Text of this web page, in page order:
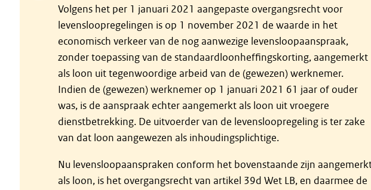
Volgens het per 1 januari 2021 aangepaste overgangsrecht voor
levensloopregelingen is op 1 november 2021 de waarde in het
economisch verkeer van de nog aanwezige levensloopaanspraak,
zonder toepassing van de standaardloonheffingskorting, aangemerkt
als loon uit tegenwoordige arbeid van de (gewezen) werknemer.
Indien de (gewezen) werknemer op 1 januari 2021 61 jaar of ouder
was, is de aanspraak echter aangemerkt als loon uit vroegere
dienstbetrekking. De uitvoerder van de levensloopregeling is ter zake
van dat loon aangewezen als inhoudingsplichtige.
Nu levensloopaanspraken conform het bovenstaande zijn
als loon, is het overgangsrecht van artikel 39d Wet LB, en daarmee de